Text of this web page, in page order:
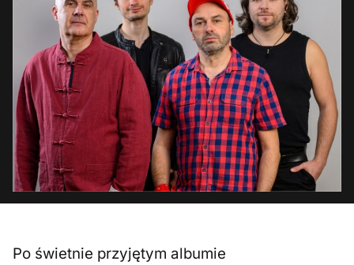
Po świetnie przyjętym albumie